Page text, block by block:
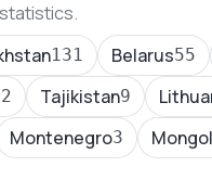
131 Belarus55
Tajikistan9
Montenegro3